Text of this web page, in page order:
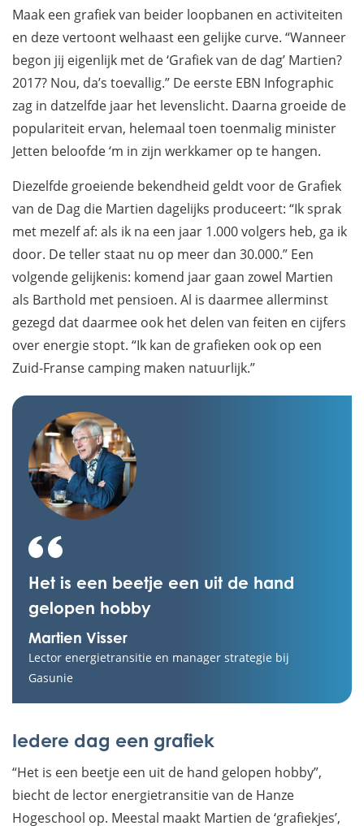
Maak een grafiek van beider loopbanen en activiteiten
en deze vertoont welhaast een gelijke curve. “Wanneer
begon jij eigenlijk met de ‘Grafiek van de dag’ Martien?
2017? Nou, da’s toevallig.” De eerste EBN Infographic
zag in datzelfde jaar het levenslicht. Daarna groeide de
populariteit ervan, helemaal toen toenmalig minister
Jetten beloofde ‘m in zijn werkkamer op te hangen.
Diezelfde groeiende bekendheid geldt voor de Grafiek
van de Dag die Martien dagelijks produceert: “Ik sprak
met mezelf af: als ik na een jaar 1.000 volgers heb, ga ik
door. De teller staat nu op meer dan 30.000.” Een
volgende gelijkenis: komend jaar gaan zowel Martien
als Barthold met pensioen. Al is daarmee allerminst
gezegd dat daarmee ook het delen van feiten en cijfers
over energie stopt. “Ik kan de grafieken ook op een
Zuid-Franse camping maken natuurlijk.”
Het is een beetje een uit de hand
gelopen hobby
Martien Visser
Lector energietransitie en manager strategie bij
Gasunie
Iedere dag een grafiek
“Het is een beetje een uit de hand gelopen hobby”,
biecht de lector energietransitie van de Hanze
Hogeschool op. Meestal maakt Martien de ‘grafiekjes’,